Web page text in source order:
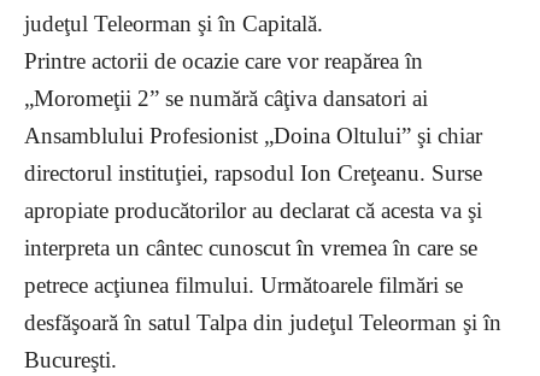
judeţul Teleorman şi în Capitală.
Printre actorii de ocazie care vor reapărea în
„Moromeţii 2” se numără câţiva dansatori ai
Ansamblului Profesionist „Doina Oltului” şi chiar
directorul instituţiei, rapsodul Ion Creţeanu. Surse
apropiate producătorilor au declarat că acesta va şi
interpreta un cântec cunoscut în vremea în care se
petrece acţiunea filmului. Următoarele filmări se
desfăşoară în satul Talpa din judeţul Teleorman şi în
Bucureşti.